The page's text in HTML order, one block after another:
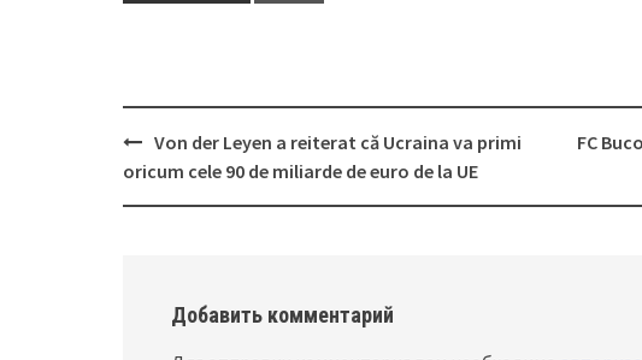
Post
navigation
Von der Leyen a reiterat că Ucraina va primi
oricum cele 90 de miliarde de euro de la UE
FC
Добавить комментарий